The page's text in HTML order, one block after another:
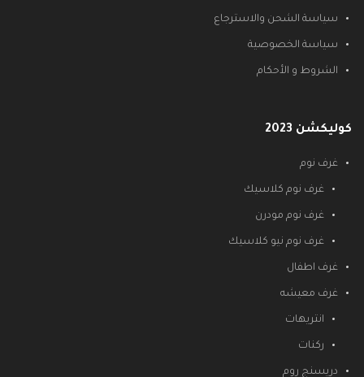
سياسة الشحن والاسترجاع
سياسة الخصوصية
الشروط و الأحكام
كوليكشن 2023
غرف نوم
غرف نوم كلاسيك
غرف نوم مودرن
غرف نوم نيو كلاسيك
غرف اطفال
غرف معيشه
انتريهات
ركنات
دريسنج روم